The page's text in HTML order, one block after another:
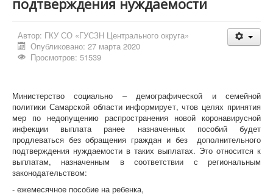
подтверждения нуждаемости
Автор: ГКУ СО «ГУСЗН Центрального округа»
Опубликовано: 27 марта 2020
Просмотров: 51539
Министерство социально – демографической и семейной
политики Самарской области информирует, чтов целях принятия
мер по недопущению распространения новой коронавирусной
инфекции выплата ранее назначенных пособий будет
продлеваться без обращения граждан и без дополнительного
подтверждения нуждаемости в таких выплатах. Это относится к
выплатам, назначенным в соответствии с региональным
законодательством:
- ежемесячное пособие на ребенка,